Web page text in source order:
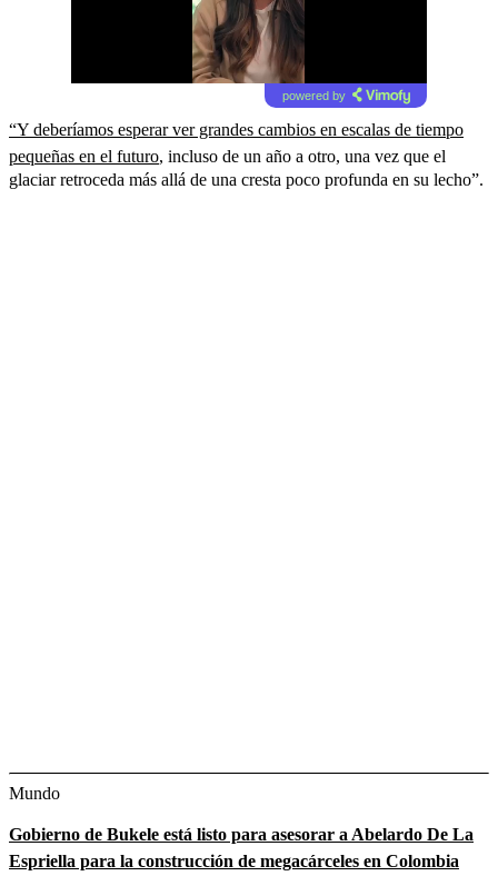
powered by
“Y deberíamos esperar ver grandes cambios en escalas de tiempo
pequeñas en el futuro, incluso de un año a otro, una vez que el
glaciar retroceda más allá de una cresta poco profunda en su lecho”.
Mundo
Gobierno de Bukele está listo para asesorar a Abelardo De La
Espriella para la construcción de megacárceles en Colombia